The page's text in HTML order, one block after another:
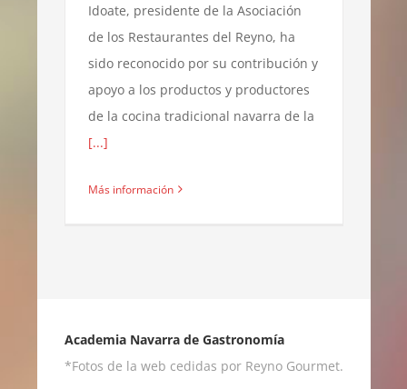
Idoate, presidente de la Asociación
de los Restaurantes del Reyno, ha
sido reconocido por su contribución y
apoyo a los productos y productores
de la cocina tradicional navarra de la
[...]
Más información
Academia Navarra de Gastronomía
*Fotos de la web cedidas por Reyno Gourmet.